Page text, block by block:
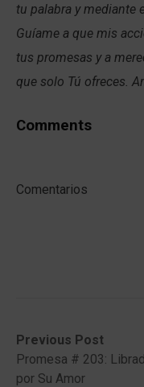
tu palabra y mediante
Guíame a que mis
tus promesas y a
que solo Tú ofreces.
Comments
Comentarios
Post
navigation
Previous Post
Previous
post:Promesa # 203:
por Su Amor
Next
post: